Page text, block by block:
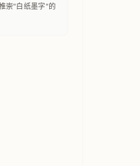
崇"白纸墨字"的